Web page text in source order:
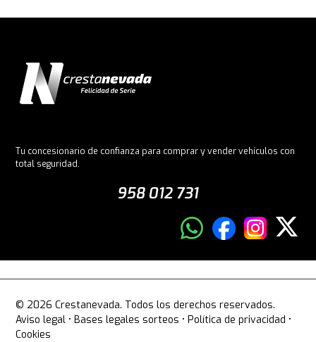
Tu concesionario de confianza para comprar y vender vehículos con
total seguridad.
958 012 731
© 2026 Crestanevada. Todos los derechos reservados.
Aviso legal •Bases legales sorteos •Política de privacidad •
Cookies